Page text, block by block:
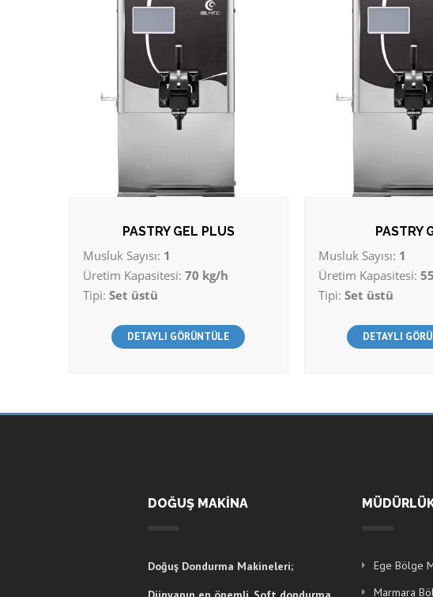
PASTRY GEL PLUS
Musluk Sayısı: 1
Üretim Kapasitesi: 70 kg/h
Tipi: Set üstü
DETAYLI GÖRÜNTÜLE
PASTRY
Musluk Sayısı: 1
Üretim Kapasitesi:
Tipi: Set üstü
DETAYLI
DOĞUŞ MAKİNA
Doğuş Dondurma Makineleri;
Ege Bölge
Marmara